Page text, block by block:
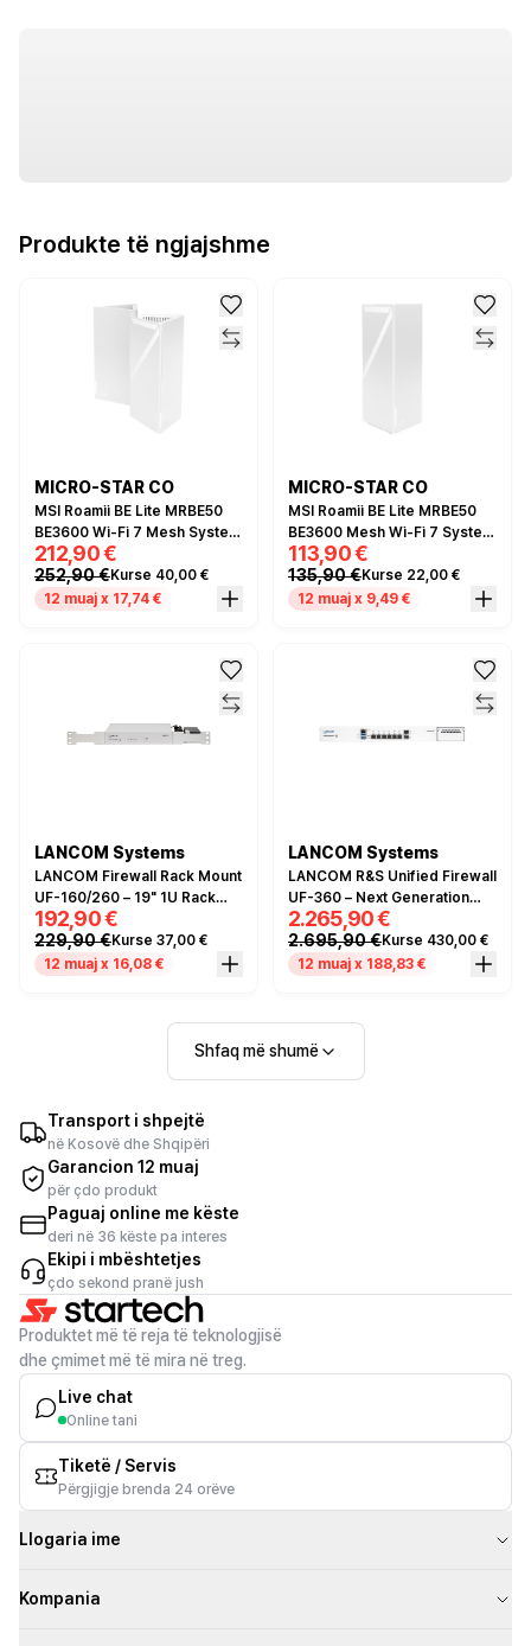
Produkte të ngjajshme
MICRO-STAR CO
MSI Roamii BE Lite MRBE50
BE3600 Wi-Fi 7 Mesh System
2-Pack – Dual Band, 2.5GbE,
MLO, MU-MIMO
212,90 €
252,90 €Kurse 40,00 €
12 muaj x 17,74 €
MICRO-STAR CO
MSI Roamii BE Lite MRBE50
BE3600 Mesh Wi-Fi 7 System
– Dual Band, 2.5GbE, MLO,
MU-MIMO
113,90 €
135,90 €Kurse 22,00 €
12 muaj x 9,49 €
LANCOM Systems
LANCOM Firewall Rack Mount
UF-160/260 – 19" 1U Rack
Mount Kit për R&S Unified
Firewall UF-160 dhe UF-260
192,90 €
229,90 €Kurse 37,00 €
12 muaj x 16,08 €
LANCOM Systems
LANCOM R&S Unified Firewall
UF-360 – Next Generation
Firewall, 6x Gigabit Ethernet,
2x SFP+, IPS/IDS, VPN
Gateway, Rackmount
2.265,90 €
2.695,90 €Kurse 430,00 €
12 muaj x 188,83 €
Shfaq më shumë
Transport i shpejtë
në Kosovë dhe Shqipëri
Garancion 12 muaj
për çdo produkt
Paguaj online me këste
deri në 36 këste pa interes
Ekipi i mbështetjes
çdo sekond pranë jush
Produktet më të reja të teknologjisë
dhe çmimet më të mira në treg.
Live chat
Online tani
Tiketë / Servis
Përgjigje brenda 24 orëve
Llogaria ime
Kompania